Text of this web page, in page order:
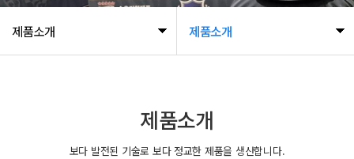
제품소개 제품소개
제품소개
보다 발전된 기술로 보다 정교한 제품을 생산합니다.